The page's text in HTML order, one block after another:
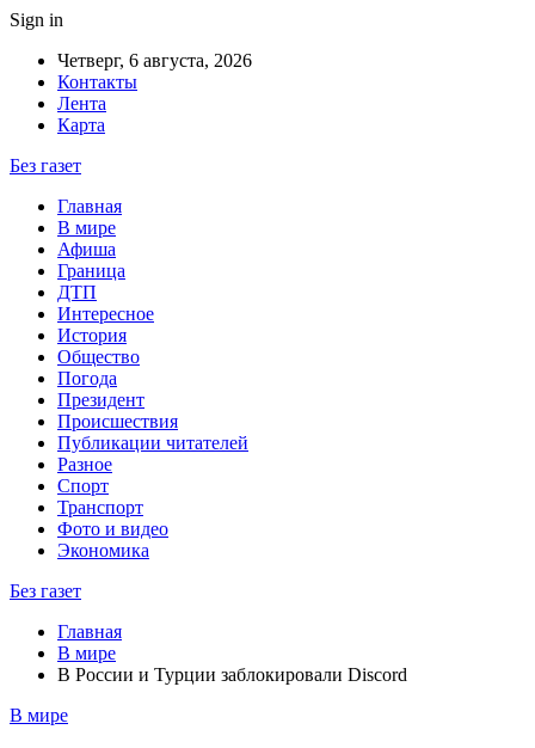
Sign in
Четверг, 6 августа, 2026
Контакты
Лента
Карта
Без газет
Главная
В мире
Афиша
Граница
ДТП
Интересное
История
Общество
Погода
Президент
Происшествия
Публикации читателей
Разное
Спорт
Транспорт
Фото и видео
Экономика
Без газет
Главная
В мире
В России и Турции заблокировали Discord
В мире